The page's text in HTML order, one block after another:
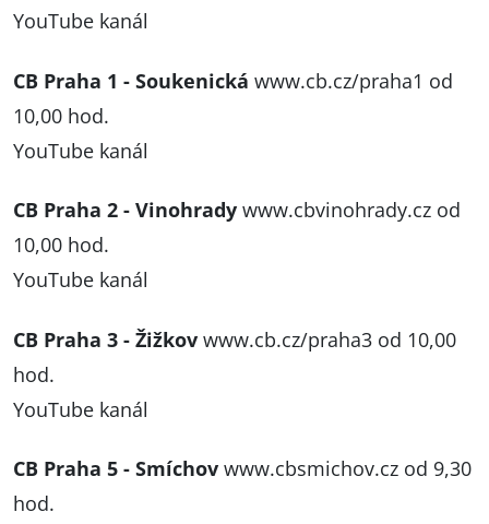
YouTube kanál
CB Praha 1 - Soukenická www.cb.cz/praha1 od
10,00 hod.
YouTube kanál
CB Praha 2 - Vinohrady www.cbvinohrady.cz od
10,00 hod.
YouTube kanál
CB Praha 3 - Žižkov www.cb.cz/praha3 od 10,00
hod.
YouTube kanál
CB Praha 5 - Smíchov www.cbsmichov.cz od 9,30
hod.